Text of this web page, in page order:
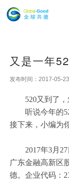
又是一年
发布时间：2017-05-23
520又到了，
听说今年的
接下来，小编为
2017年3月27
广东金融高新区
德。企业代码：